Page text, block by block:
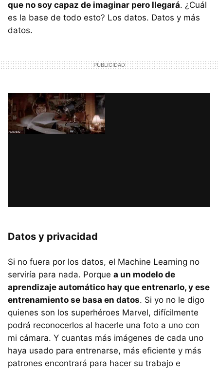
que no soy capaz de imaginar pero llegará. ¿Cuál
es la base de todo esto? Los datos. Datos y más
datos.
Datos y privacidad
Si no fuera por los datos, el Machine Learning no
serviría para nada. Porque a un modelo de
aprendizaje automático hay que entrenarlo, y ese
entrenamiento se basa en datos. Si yo no le digo
quienes son los superhéroes Marvel, difícilmente
podrá reconocerlos al hacerle una foto a uno con
mi cámara. Y cuantas más imágenes de cada uno
haya usado para entrenarse, más eficiente y más
patrones encontrará para hacer su trabajo e